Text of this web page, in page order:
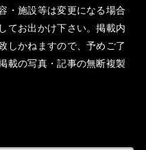
・施設等は変更になる場合
てお出かけ下さい。掲載内
しかねますので、予めご了
載の写真・記事の無断複製